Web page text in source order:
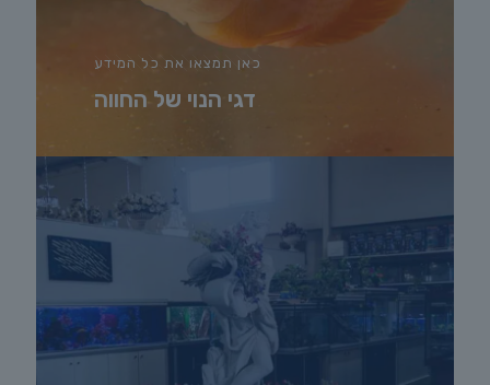
כאן תמצאו את כל המידע
דגי הנוי של החווה